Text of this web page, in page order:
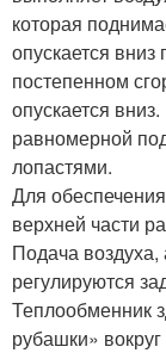
которая
опускается
постепенном
опускается
равномерной
лопастями.
Для
верхней части
Подача воздуха,
регулируются
Теплообменник
рубашки»